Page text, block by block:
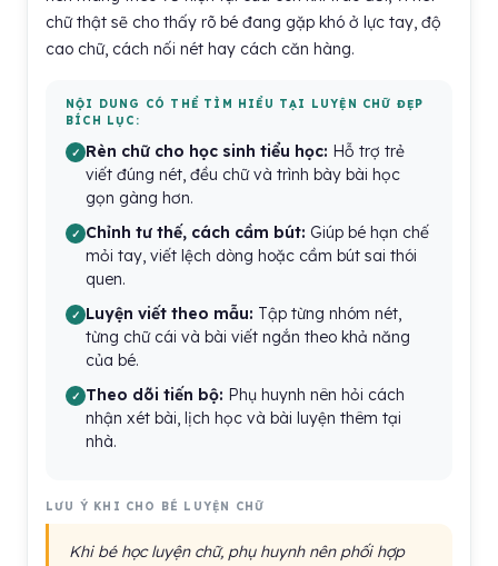
chữ thật sẽ cho thấy rõ bé đang gặp khó ở lực tay, độ
cao chữ, cách nối nét hay cách căn hàng.
NỘI DUNG CÓ THỂ TÌM HIỂU TẠI LUYỆN CHỮ ĐẸP
BÍCH LỤC:
Rèn chữ cho học sinh tiểu học: Hỗ trợ trẻ
viết đúng nét, đều chữ và trình bày bài học
gọn gàng hơn.
Chỉnh tư thế, cách cầm bút: Giúp bé hạn chế
mỏi tay, viết lệch dòng hoặc cầm bút sai thói
quen.
Luyện viết theo mẫu: Tập từng nhóm nét,
từng chữ cái và bài viết ngắn theo khả năng
của bé.
Theo dõi tiến bộ: Phụ huynh nên hỏi cách
nhận xét bài, lịch học và bài luyện thêm tại
nhà.
LƯU Ý KHI CHO BÉ LUYỆN CHỮ
Khi bé học luyện chữ, phụ huynh nên phối hợp